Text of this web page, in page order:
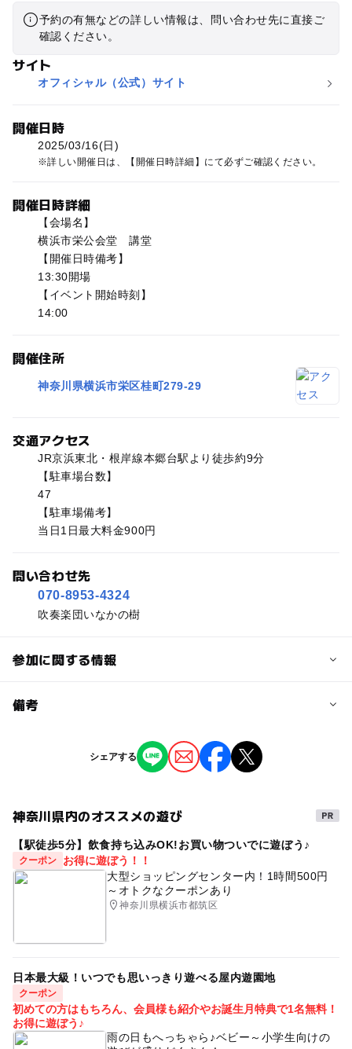
予約の有無などの詳しい情報は、問い合わせ先に直接ご
確認ください。
サイト
オフィシャル（公式）サイト
開催日時
2025/03/16(日)
詳しい開催日は、【開催日時詳細】にて必ずご確認ください。
開催日時詳細
【会場名】
横浜市栄公会堂 講堂
【開催日時備考】
13:30開場
【イベント開始時刻】
14:00
開催住所
神奈川県横浜市栄区桂町279-29
交通アクセス
JR京浜東北・根岸線本郷台駅より徒歩約9分
【駐車場台数】
47
【駐車場備考】
当日1日最大料金900円
問い合わせ先
070-8953-4324
吹奏楽団いなかの樹
参加に関する情報
予約/応募
備考
※掲載の情報は天候や主催者側の都合などにより変更にな
ることがあります。
シェアする
神奈川県内のオススメの遊び
【駅徒歩5分】飲食持ち込みOK!お買い物ついでに遊ぼう♪
クーポン
お得に遊ぼう！！
大型ショッピングセンター内！1時間500円
～オトクなクーポンあり
神奈川県横浜市都筑区
日本最大級！いつでも思いっきり遊べる屋内遊園地
クーポン
初めての方はもちろん、会員様も紹介やお誕生月特典で1名無料！
お得に遊ぼう♪
雨の日もへっちゃら♪ベビー～小学生向けの